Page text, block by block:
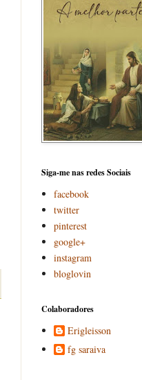
Siga-me nas redes Sociais
facebook
twitter
pinterest
google+
instagram
bloglovin
Colaboradores
Erigleisson
fg saraiva